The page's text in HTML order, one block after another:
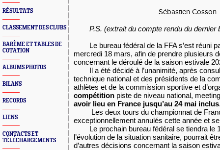
RÉSULTATS
CLASSEMENT DES CLUBS
BARÈME ET TABLES DE
COTATION
ALBUMS PHOTOS
BILANS
RECORDS
LIENS
CONTACTS ET
TÉLÉCHARGEMENTS
Sébastien Cosson
P.S. (extrait du compte rendu du dernier
Le bureau fédéral de la FFA s’est réuni
mercredi 18 mars, afin de prendre plusieurs
concernant le déroulé de la saison estivale
Il a été décidé à l’unanimité, après
technique national et des présidents de la
athlètes et de la commission sportive et
compétition piste de niveau national,
avoir lieu en France jusqu’au 24 mai inclus
Les deux tours du championnat de
exceptionnellement annulés cette année et
Le prochain bureau fédéral se tiendra le
l’évolution de la situation sanitaire, pourrait
d’autres décisions concernant la saison